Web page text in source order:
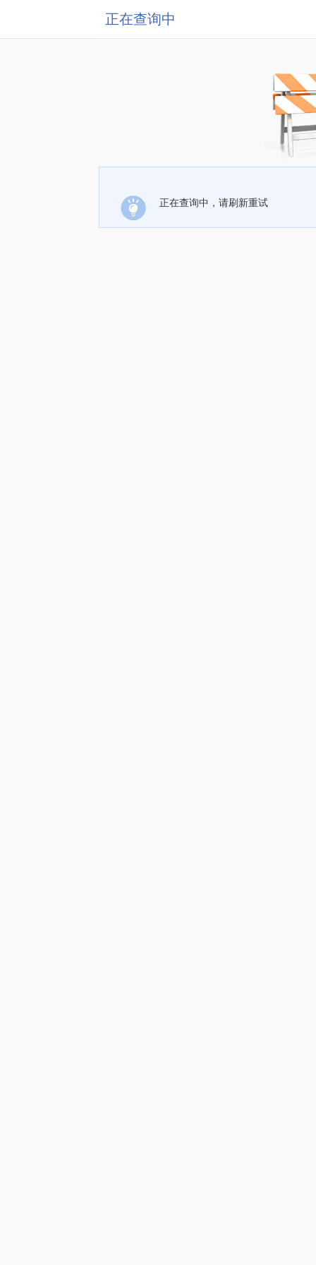
正在查询中
正在查询中，请刷新重试